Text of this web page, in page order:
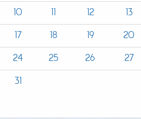
10
11 12 13
17
18 19 20
24
25 26 27
31